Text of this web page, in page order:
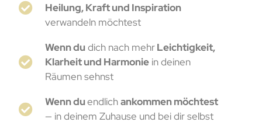
Heilung, Kraft und Inspiration
verwandeln möchtest
Wenn dudich nach mehrLeichtigkeit,
Klarheit und Harmonie in deinen
Räumen sehnst
Wenn duendlichankommen möchtest
— in deinem Zuhause und bei dir selbst